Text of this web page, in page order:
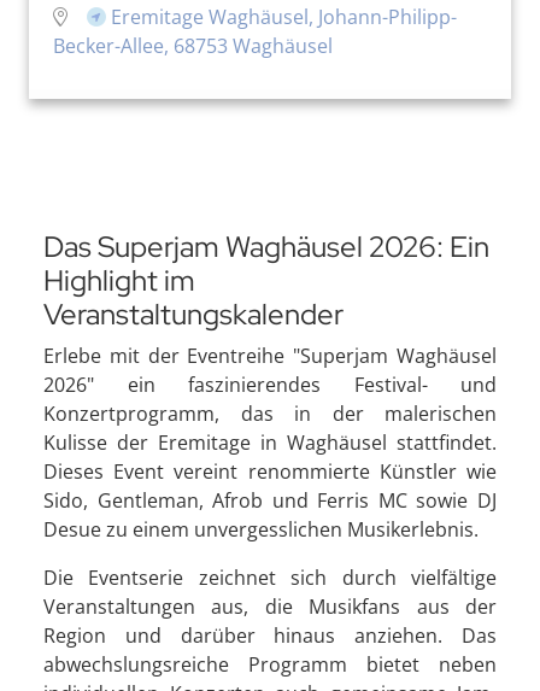
Eremitage Waghäusel, Johann-Philipp-
Becker-Allee, 68753 Waghäusel
Das Superjam Waghäusel 2026: Ein
Highlight im
Veranstaltungskalender
Erlebe mit der Eventreihe "Superjam Waghäusel
2026" ein faszinierendes Festival- und
Konzertprogramm, das in der malerischen
Kulisse der Eremitage in Waghäusel stattfindet.
Dieses Event vereint renommierte Künstler wie
Sido, Gentleman, Afrob und Ferris MC sowie DJ
Desue zu einem unvergesslichen Musikerlebnis.
Die Eventserie zeichnet sich durch vielfältige
Veranstaltungen aus, die Musikfans aus der
Region und darüber hinaus anziehen. Das
abwechslungsreiche Programm bietet neben